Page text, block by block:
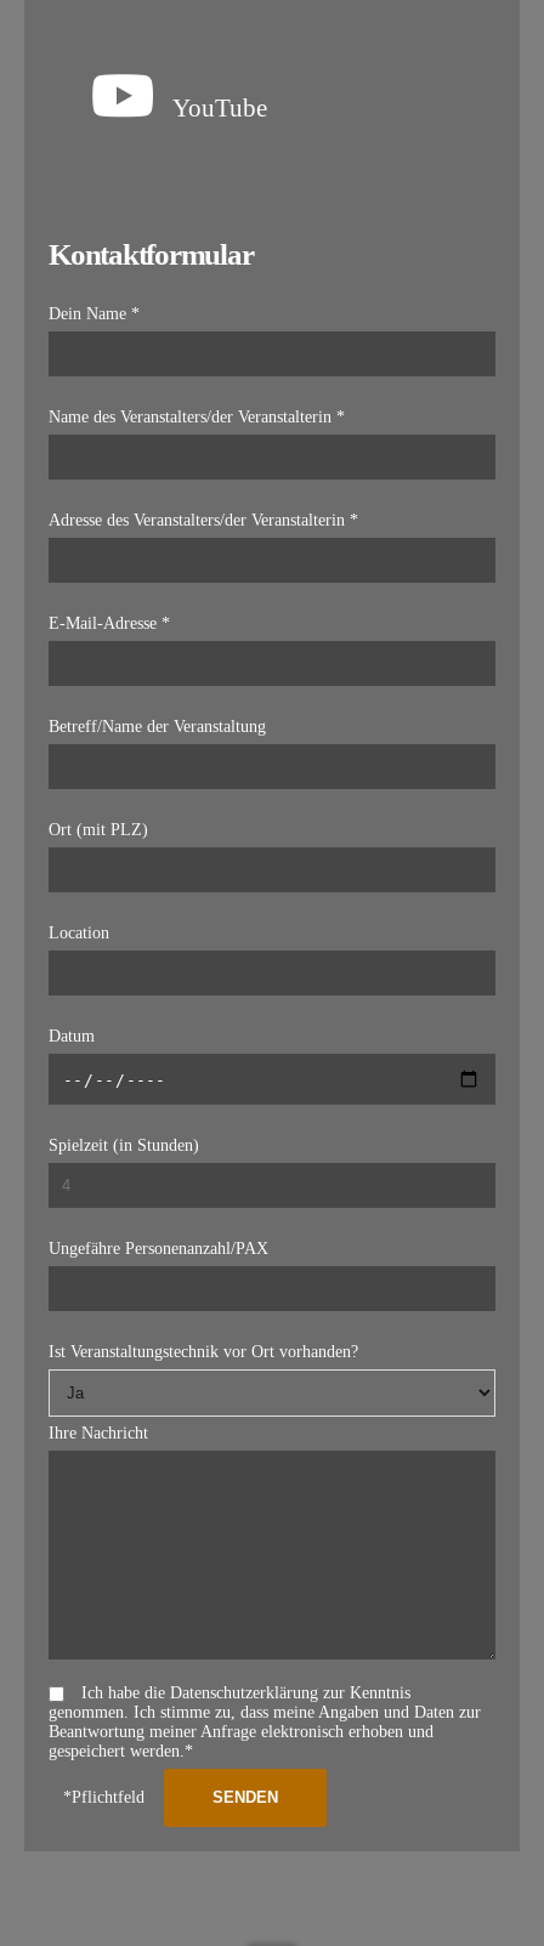
YouTube
Kontaktformular
Dein Name *
Name des Veranstalters/der Veranstalterin *
Adresse des Veranstalters/der Veranstalterin *
E-Mail-Adresse *
Betreff/Name der Veranstaltung
Ort (mit PLZ)
Location
Datum
Spielzeit (in Stunden)
Ungefähre Personenanzahl/PAX
Ist Veranstaltungstechnik vor Ort vorhanden?
Ihre Nachricht
Ich habe die Datenschutzerklärung zur Kenntnis
genommen. Ich stimme zu, dass meine Angaben und Daten zur
Beantwortung meiner Anfrage elektronisch erhoben und
gespeichert werden.*
*Pflichtfeld